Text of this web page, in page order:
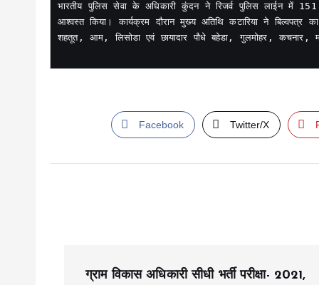
भारतीय पुलिस सेवा के अधिकारी कुंदन ने रिजर्व पुलिस लाईन में
आश्वस्त किया। कार्यक्रम दौरान मुख्य अतिथि कटारिया ने
शहतूत, आम, लिसोडा एवं छायादार पौधे बहेडा, गुलमोहर, कचनार,
Facebook Twitter/X
ग्राम विकास अधिकारी सीधी भर्ती परीक्षा- 2021,